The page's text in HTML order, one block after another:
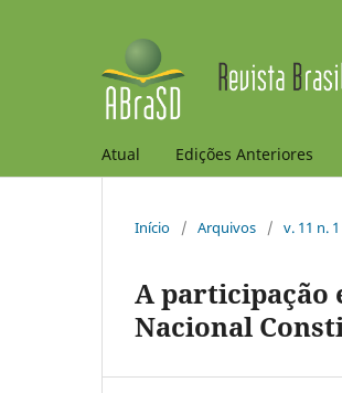
Atual Edições Anteriores
Início / Arquivos / v. 11 n.
A participação
Nacional